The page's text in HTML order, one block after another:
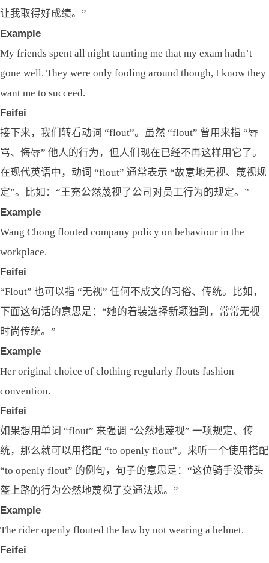
让我取得好成绩。”
Example
My friends spent all night taunting me that my exam hadn’t
gone well. They were only fooling around though, I know they
want me to succeed.
Feifei
接下来，我们转看动词 “flout”。虽然 “flout” 曾用来指 “辱
骂、侮辱” 他人的行为，但人们现在已经不再这样用它了。
在现代英语中，动词 “flout” 通常表示 “故意地无视、蔑视规
定”。比如：“王充公然蔑视了公司对员工行为的规定。”
Example
Wang Chong flouted company policy on behaviour in the
workplace.
Feifei
“Flout” 也可以指 “无视” 任何不成文的习俗、传统。比如，
下面这句话的意思是：“她的着装选择新颖独到，常常无视
时尚传统。”
Example
Her original choice of clothing regularly flouts fashion
convention.
Feifei
如果想用单词 “flout” 来强调 “公然地蔑视” 一项规定、传
统，那么就可以用搭配 “to openly flout”。来听一个使用搭配
“to openly flout” 的例句，句子的意思是：“这位骑手没带头
盔上路的行为公然地蔑视了交通法规。”
Example
The rider openly flouted the law by not wearing a helmet.
Feifei